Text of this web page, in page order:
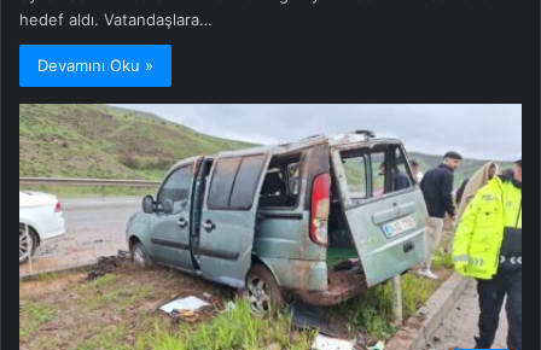
hedef aldı. Vatandaşlara…
Devamını Oku »